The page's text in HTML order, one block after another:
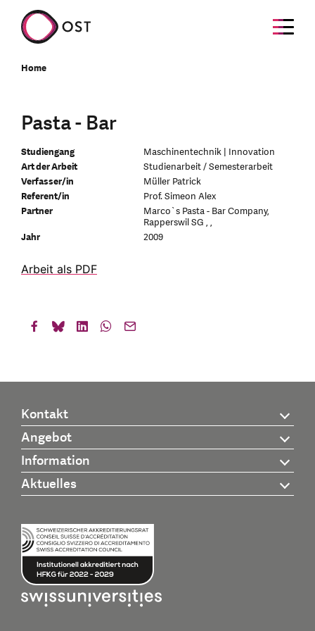
Home
Pasta - Bar
Studiengang
Maschinentechnik | Innovation
Art der Arbeit
Studienarbeit / Semesterarbeit
Verfasser/in
Müller Patrick
Referent/in
Prof. Simeon Alex
Partner
Marco`s Pasta - Bar Company,
Rapperswil SG , ,
Jahr
2009
Arbeit als PDF
Kontakt
Angebot
Information
Aktuelles